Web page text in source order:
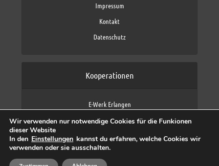
Impressum
Kontakt
Datenschutz
Kooperationen
E-Werk Erlangen
Fraunhofer IIS
max neo (AFK max)
Wir verwenden nur notwendige Cookies für die Funkionen
dieser Website
In den Einstellungen kannst du erfahren, welche Cookies wir
verwenden oder sie ausschalten.